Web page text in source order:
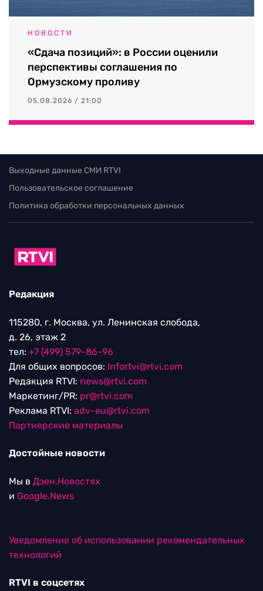
НОВОСТИ
«Сдача позиций»: в России оценили
перспективы соглашения по
Ормузскому проливу
05.08.2026 / 21:00
Выходные данные СМИ RTVI
Пользовательское соглашение
Политика обработки персональных данных
Редакция
115280, г. Москва, ул. Ленинская слобода,
д. 26, этаж 2
тел: +7 (499) 579-86-96
Для общих вопросов: Infortvi@rtvi.com
Редакция RTVI: news@rtvi.com
Маркетинг/PR: pr@rtvi.com
Реклама RTVI: adv-eu@rtvi.com
Партнерские материалы
Достойные новости
Мы в Дзен.Новостях
и Google.News
Уведомление об использовании рекомендательных
технологий
RTVI в соцсетях